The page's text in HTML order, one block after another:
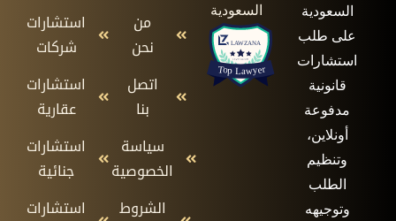
السعودية
على طلب
استشارات
قانونية
مدفوعة
أونلاين،
وتنظيم
الطلب
وتوجيهه
من
نحن
اتصل
بنا
سياسة
الخصوصية
الشروط
استشارات
شركات
استشارات
عقارية
استشارات
جنائية
استشارات
السعودية